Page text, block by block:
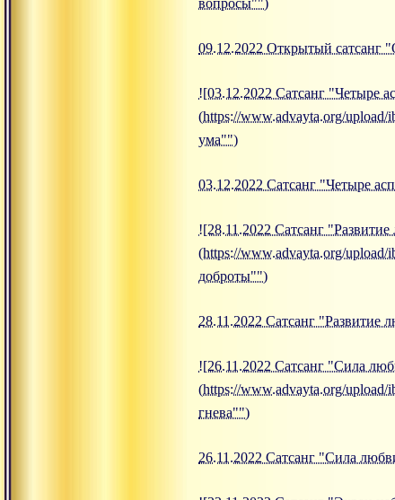
вопросы"")
09.12.2022 Открытый сатсанг
![03.12.2022 Сатсанг "Четыре
(https://www.advayta.org/upload/
ума"")
03.12.2022 Сатсанг "Четыре
![28.11.2022 Сатсанг
(https://www.advayta.org/
доброты"")
28.11.2022 Сатсанг "Развитие
![26.11.2022 Сатсанг "Сила
(https://www.advayta.org/
гнева"")
26.11.2022 Сатсанг "Сила